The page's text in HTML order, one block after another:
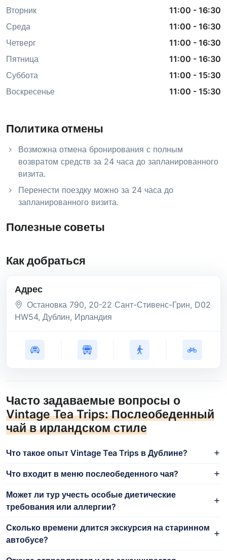
Вторник
11:00 - 16:30
Среда
11:00 - 16:30
Четверг
11:00 - 16:30
Пятница
11:00 - 16:30
Суббота
11:00 - 15:30
Воскресенье
11:00 - 15:30
Политика отмены
Возможна отмена бронирования с полным
возвратом средств за 24 часа до запланированного
визита.
Перенести поездку можно за 24 часа до
запланированного визита.
Полезные советы
Как добраться
Адрес
Остановка 790, 20-22 Сант-Стивенс-Грин, D02
HW54, Дублин, Ирландия
Часто задаваемые вопросы о
Vintage Tea Trips: Послеобеденный
чай в ирландском стиле
Что такое опыт Vintage Tea Trips в Дублине?
Что входит в меню послеобеденного чая?
Может ли тур учесть особые диетические
требования или аллергии?
Сколько времени длится экскурсия на старинном
автобусе?